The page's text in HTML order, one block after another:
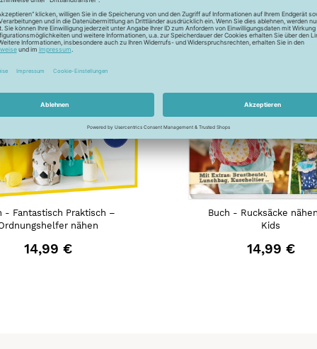
- Fantastisch Praktisch –
nähen
14,99 €
Buch - Rucksäcke
Kids
14,99 €